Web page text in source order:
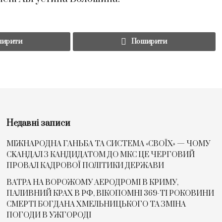
Поширити
Недавні записи
МІЖНАРОДНА ГАНЬБА ТА СИСТЕМА «СВОЇХ» — ЧОМУ
СKАНДАЛ З КАНДИДАТОМ ДО МКС ЦЕ ЧЕРГОВИЙ
ПРОВАЛ КАДРОВОЇ ПОЛІТИКИ ДЕРЖАВИ
ВАТРА НА ВОРОЖОМУ АЕРОДРОМІ В КРИМУ,
ПАЛИВНИЙ КРАХ В РФ, ВІКОПОМНІ 369-ТІ РОКОВИНИ
СМЕРТІ БОГДАНА ХМЕЛЬНИЦЬКОГО ТА ЗМІНА
ПОГОДИ В УЖГОРОДІ